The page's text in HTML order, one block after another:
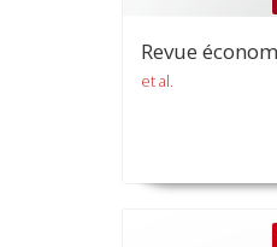
Revue
et al.